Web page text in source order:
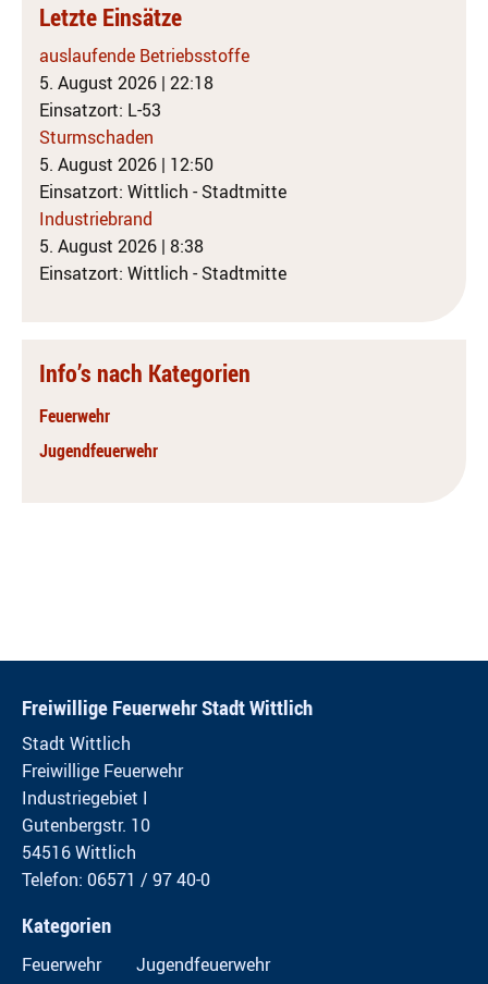
Letzte Einsätze
auslaufende Betriebsstoffe
5. August 2026 | 22:18
Einsatzort: L-53
Sturmschaden
5. August 2026 | 12:50
Einsatzort: Wittlich - Stadtmitte
Industriebrand
5. August 2026 | 8:38
Einsatzort: Wittlich - Stadtmitte
Info’s nach Kategorien
Feuerwehr
Jugendfeuerwehr
Freiwillige Feuerwehr Stadt Wittlich
Stadt Wittlich
Freiwillige Feuerwehr
Industriegebiet I
Gutenbergstr. 10
54516 Wittlich
Telefon: 06571 / 97 40-0
Kategorien
Feuerwehr Jugendfeuerwehr